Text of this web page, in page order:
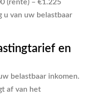
(rente) – €1.225
u van uw belastbaar
en
belastbaar inkomen.
af van het